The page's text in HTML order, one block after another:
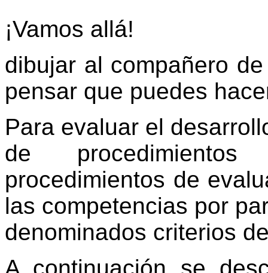
¡Vamos allá!
dibujar al compañero
pensar que puedes
Para evaluar el
de
procedimientos de
las competencias por
denominados criterios
A continuación se